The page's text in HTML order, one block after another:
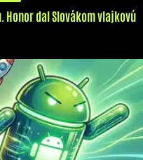
Honor dal Slovákom vlajkovú